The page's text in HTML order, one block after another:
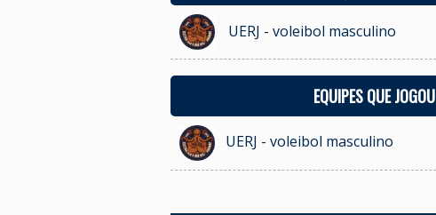
UERJ - voleibol masculino
EQUIPES QUE JOGOU
UERJ - voleibol masculino